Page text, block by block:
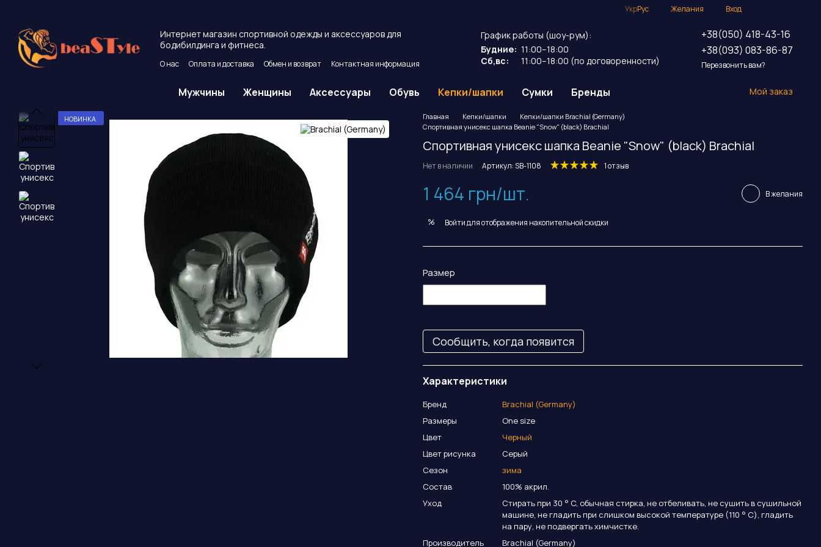
УкрРус Желания Вход
Интернет магазин спортивной одежды и аксессуаров для
бодибилдинга и фитнеса.
О нас Оплата и доставка Обмен и возврат
Контактная информация
График работы (шоу-рум):
Будние: 11:00–18:00
Сб,вс:
11:00–18:00 (по договоренности)
+38(050) 418-43-16
+38(093) 083-86-87
Перезвонить вам?
Мужчины Женщины Аксессуары Обувь Кепки/шапки Сумки Бренды Мой заказ
НОВИНКА Главная Кепки/шапки
Кепки/шапки Brachial (Germany)
Спортивная унисекс шапка Beanie "Snow" (black) Brachial
Спортивная унисекс шапка Beanie "Snow" (black) Brachial
Нет в наличии Артикул: SB-1108 1 отзыв
1 464 грн/шт. В желания
% Войтидля отображения накопительной скидки
Размер
Сообщить, когда появится
Характеристики
Бренд
Brachial (Germany)
Размеры
One size
Цвет
Черный
Цвет рисунка
Серый
Сезон
зима
Состав
100% акрил.
Уход
Стирать при 30 ° C, обычная стирка, не отбеливать, не сушить в сушильной
машине, не гладить при слишком высокой температуре (110 ° C), гладить
на пару, не подвергать химчистке.
Производитель
Brachial (Germany)